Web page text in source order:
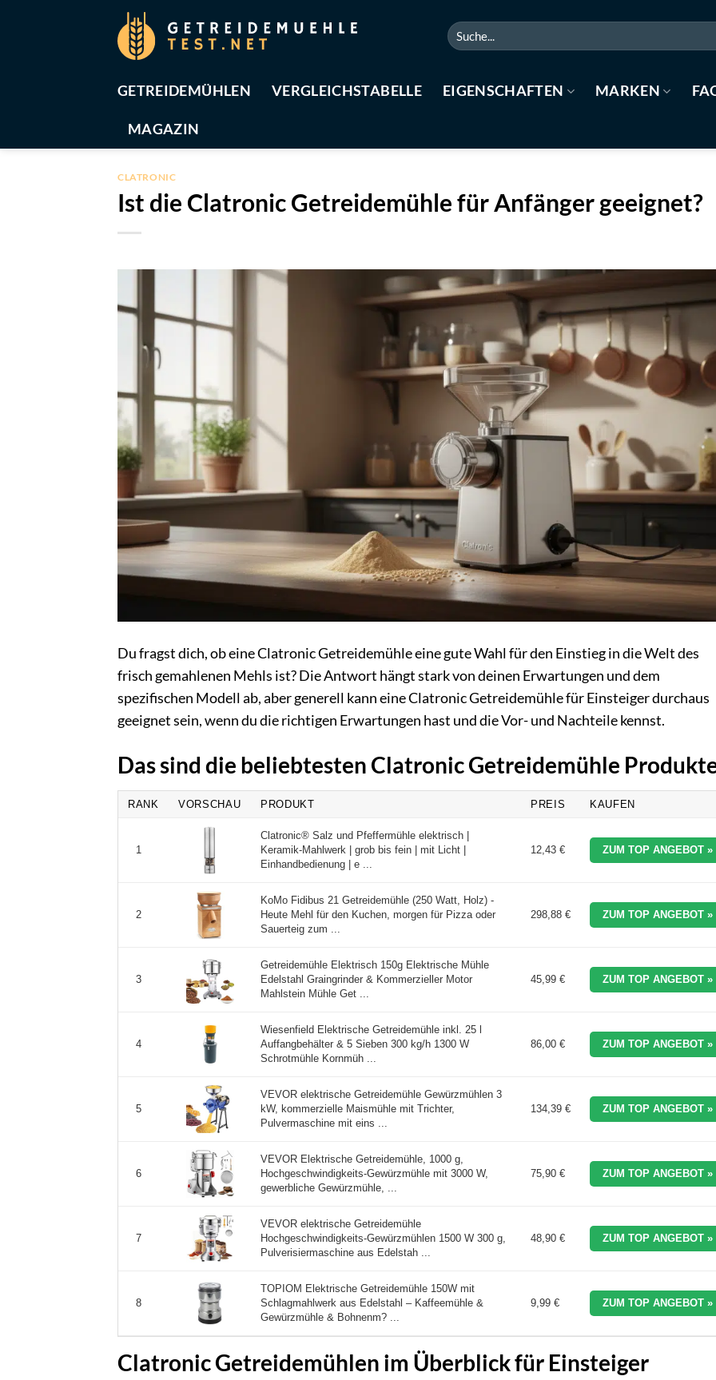
Suchen
nach:
GETREIDEMÜHLEN VERGLEICHSTABELLE EIGENSCHAFTEN MARKEN
MAGAZIN
CLATRONIC
Ist die Clatronic Getreidemühle für Anfänger geeignet?
Du fragst dich, ob eine Clatronic Getreidemühle eine gute Wahl für den Einstieg in die Welt des
frisch gemahlenen Mehls ist? Die Antwort hängt stark von deinen Erwartungen und dem
spezifischen Modell ab, aber generell kann eine Clatronic Getreidemühle für Einsteiger durchaus
geeignet sein, wenn du die richtigen Erwartungen hast und die Vor- und Nachteile kennst.
Das sind die beliebtesten Clatronic Getreidemühle
RANK VORSCHAU PRODUKT PREIS KAUFEN
1
Clatronic® Salz und Pfeffermühle elektrisch |
Keramik-Mahlwerk | grob bis fein | mit Licht |
Einhandbedienung | e ...
12,43 € ZUM TOP ANGEBOT »
2
KoMo Fidibus 21 Getreidemühle (250 Watt, Holz) -
Heute Mehl für den Kuchen, morgen für Pizza oder
Sauerteig zum ...
298,88 € ZUM TOP ANGEBOT »
3
Getreidemühle Elektrisch 150g Elektrische Mühle
Edelstahl Graingrinder & Kommerzieller Motor
Mahlstein Mühle Get ...
45,99 € ZUM TOP ANGEBOT »
4
Wiesenfield Elektrische Getreidemühle inkl. 25 l
Auffangbehälter & 5 Sieben 300 kg/h 1300 W
Schrotmühle Kornmüh ...
86,00 € ZUM TOP ANGEBOT »
5
VEVOR elektrische Getreidemühle Gewürzmühlen 3
kW, kommerzielle Maismühle mit Trichter,
Pulvermaschine mit eins ...
134,39 € ZUM TOP ANGEBOT »
6
VEVOR Elektrische Getreidemühle, 1000 g,
Hochgeschwindigkeits-Gewürzmühle mit 3000 W,
gewerbliche Gewürzmühle, ...
75,90 € ZUM TOP ANGEBOT »
7
VEVOR elektrische Getreidemühle
Hochgeschwindigkeits-Gewürzmühlen 1500 W 300 g,
Pulverisiermaschine aus Edelstah ...
48,90 € ZUM TOP ANGEBOT »
8
TOPIOM Elektrische Getreidemühle 150W mit
Schlagmahlwerk aus Edelstahl – Kaffeemühle &
Gewürzmühle & Bohnenm? ...
9,99 € ZUM TOP ANGEBOT »
Clatronic Getreidemühlen im Überblick für Einsteiger